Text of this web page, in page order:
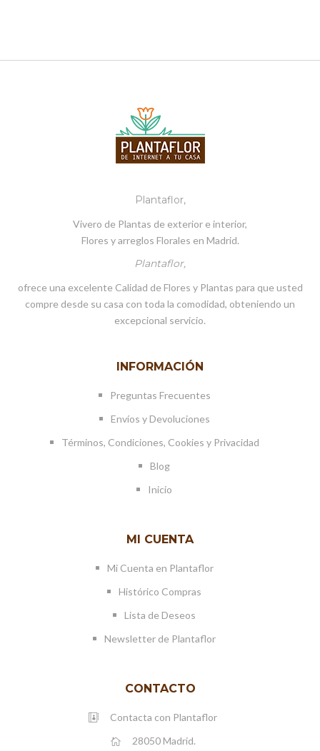
Plantaflor,
Vivero de Plantas de exterior e interior,
Flores y arreglos Florales en Madrid.
Plantaflor,
ofrece una excelente Calidad de Flores y Plantas para que usted
compre desde su casa con toda la comodidad, obteniendo un
excepcional servicio.
INFORMACIÓN
Preguntas Frecuentes
Envíos y Devoluciones
Términos, Condiciones, Cookies y Privacidad
Blog
Inicio
MI CUENTA
Mi Cuenta en Plantaflor
Histórico Compras
Lista de Deseos
Newsletter de Plantaflor
CONTACTO
Contacta con Plantaflor
28050 Madrid.